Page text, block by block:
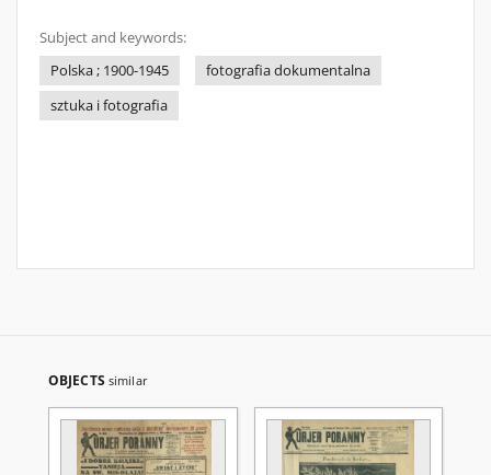
Subject and keywords:
Polska ; 1900-1945
fotografia dokumentalna
sztuka i fotografia
OBJECTS similar